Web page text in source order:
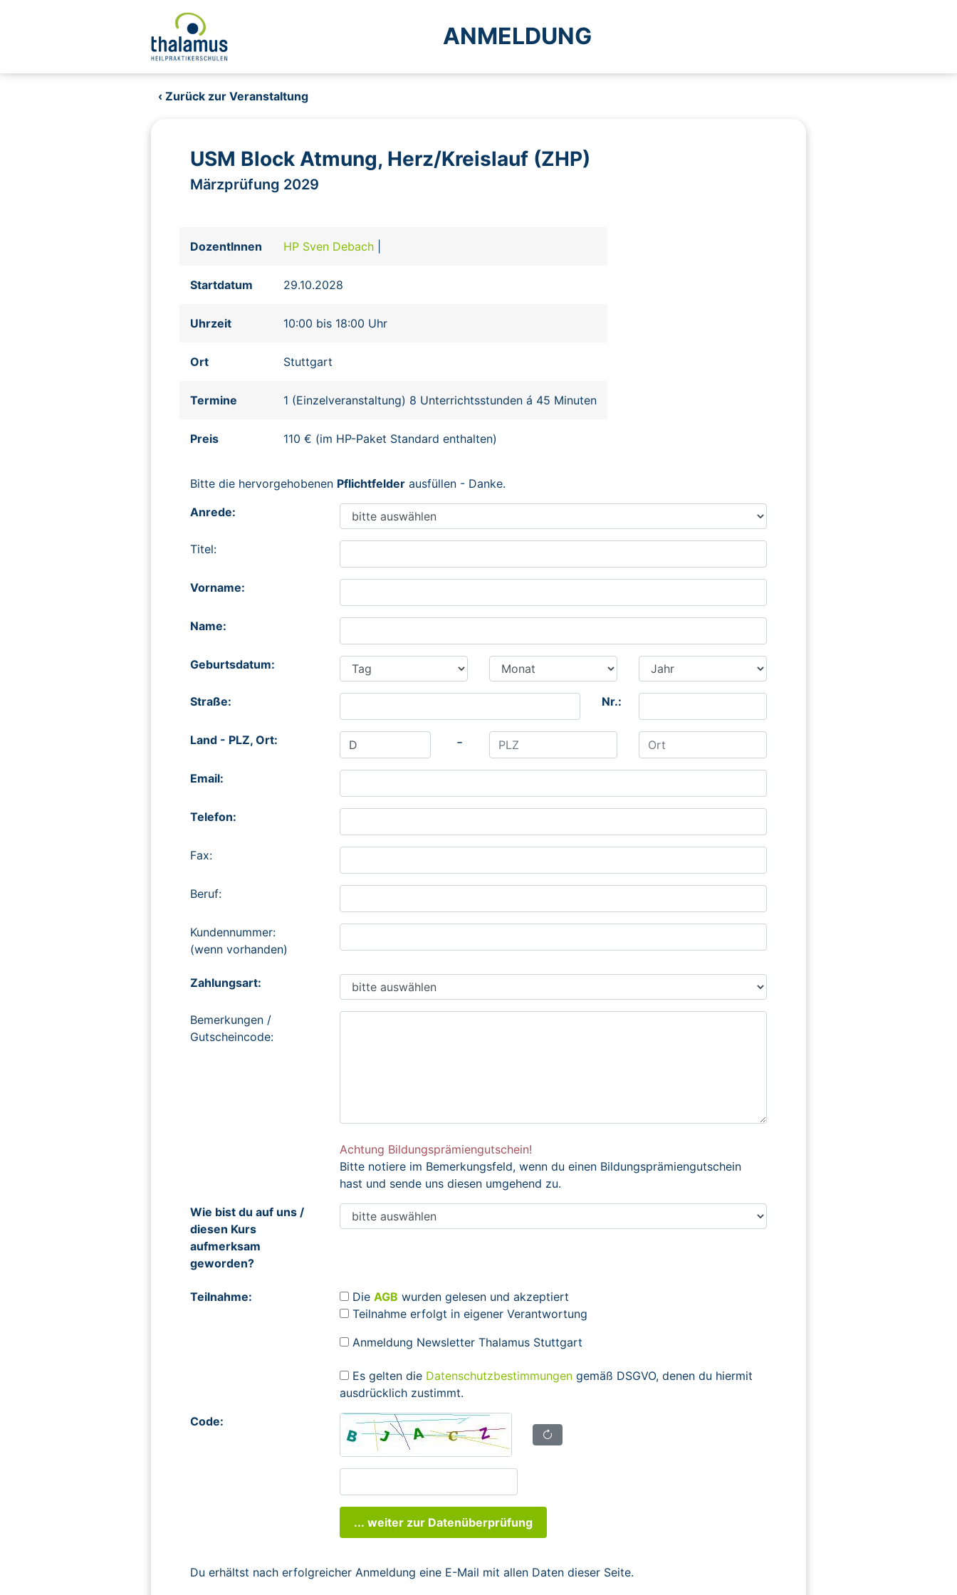
ANMELDUNG
‹ Zurück zur Veranstaltung
USM Block Atmung, Herz/Kreislauf (ZHP)
Märzprüfung 2029
DozentInnen HP Sven Debach
Startdatum 29.10.2028
Uhrzeit 10:00 bis 18:00 Uhr
Ort Stuttgart
Termine 1 (Einzelveranstaltung) 8 Unterrichtsstunden á 45 Minuten
Preis 110 € (im HP-Paket Standard enthalten)
Bitte die hervorgehobenen Pflichtfelder ausfüllen - Danke.
Anrede:
Titel:
Vorname:
Name:
Geburtsdatum:
Straße: Nr.:
Land - PLZ, Ort: -
Email:
Telefon:
Fax:
Beruf:
Kundennummer:
(wenn vorhanden)
Zahlungsart:
Bemerkungen /
Gutscheincode:
Achtung Bildungsprämiengutschein!
Bitte notiere im Bemerkungsfeld, wenn du einen Bildungsprämiengutschein
hast und sende uns diesen umgehend zu.
Wie bist du auf uns /
diesen Kurs
aufmerksam
geworden?
Teilnahme: Die AGB wurden gelesen und akzeptiert
Teilnahme erfolgt in eigener Verantwortung
Anmeldung Newsletter Thalamus Stuttgart
Es gelten die Datenschutzbestimmungen gemäß DSGVO, denen du hiermit
ausdrücklich zustimmt.
Code:
... weiter zur Datenüberprüfung
Du erhältst nach erfolgreicher Anmeldung eine E-Mail mit allen Daten dieser Seite.